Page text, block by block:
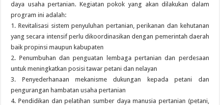
daya usaha pertanian. Kegiatan pokok yang akan dilakukan dalam
program ini adalah:
1. Revitalisasi sistem penyuluhan pertanian, perikanan dan kehutanan
yang secara intensif perlu dikoordinasikan dengan pemerintah daerah
baik propinsi maupun kabupaten
2. Penumbuhan dan penguatan lembaga pertanian dan perdesaan
untuk meningkatkan posisi tawar petani dan nelayan
3. Penyederhanaan mekanisme dukungan kepada petani dan
pengurangan hambatan usaha pertanian
4. Pendidikan dan pelatihan sumber daya manusia pertanian (petani,